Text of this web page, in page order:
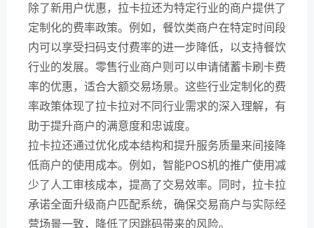
除了新用户优惠，拉卡拉还为特定行业的商户提供了
定制化的费率政策。例如，餐饮类商户在特定时间段
内可以享受扫码支付费率的进一步降低，以支持餐饮
行业的发展。零售行业商户则可以申请储蓄卡刷卡费
率的优惠，适合大额交易场景。这些行业定制化的费
率政策体现了拉卡拉对不同行业需求的深入理解，有
助于提升商户的满意度和忠诚度。
拉卡拉还通过优化成本结构和提升服务质量来间接降
低商户的使用成本。例如，智能POS机的推广使用减
少了人工审核成本，提高了交易效率。同时，拉卡拉
承诺全面升级商户匹配系统，确保交易商户与实际经
营场景一致，降低了因跳码带来的风险。